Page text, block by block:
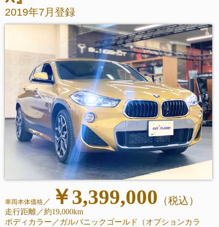
2019年7月登録
車両本体価格 ／ ￥3,399,000 （税込）
走行距離／約19,000km
ボディカラー／ガルバニックゴールド（オプションカラ